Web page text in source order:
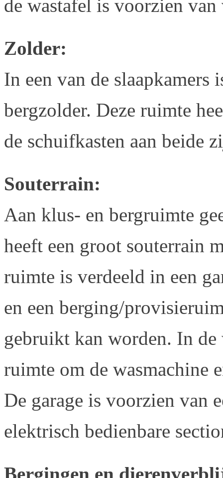
de wastafel is voorzien
Zolder:
In een van de slaapkamers
bergzolder. Deze ruimte
de schuifkasten aan beide
Souterrain:
Aan klus- en bergruimte
heeft een groot souterrain
ruimte is verdeeld in een
en een berging/
gebruikt kan worden. In de
ruimte om de wasmachine
De garage is voorzien van
elektrisch bedienbare
Bergingen en